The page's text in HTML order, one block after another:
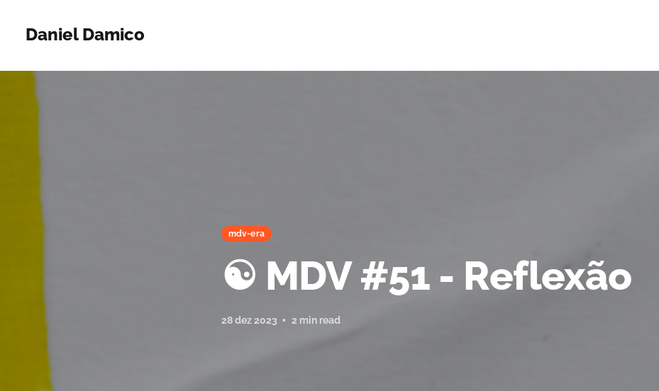
Daniel Damico
mdv-era
☯️ MDV #51 - Reflexão
28 dez 2023 2 min read